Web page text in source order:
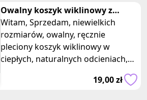
Owalny koszyk wiklinowy z
ażurowym splotem na święconkę
Witam, Sprzedam, niewielkich
rozmiarów, owalny, ręcznie
pleciony koszyk wiklinowy w
ciepłych, naturalnych odcieniach,
19,00 zł